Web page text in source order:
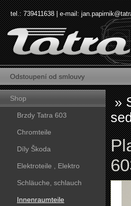
tel.: 739411638 | e-mail:
Odstoupení od smlouvy
Shop
Brzdy Tatra 603
Chromteile
Díly Škoda
Elektroteile , Elektro
Schläuche, schlauch
Innenraumteile
»